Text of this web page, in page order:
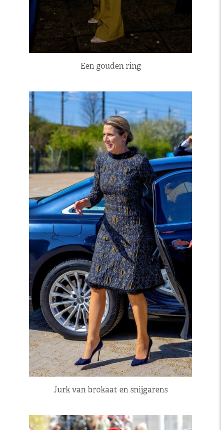
Een gouden ring
Jurk van brokaat en snijgarens